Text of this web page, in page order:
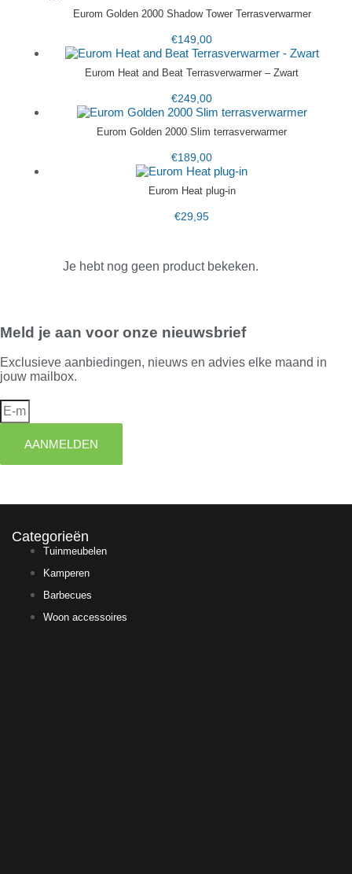
Eurom Golden 2000 Shadow Tower Terrasverwarmer
€149,00
Eurom Heat and Beat Terrasverwarmer – Zwart
€249,00
Eurom Golden 2000 Slim terrasverwarmer
€189,00
Eurom Heat plug-in
€29,95
Je hebt nog geen product bekeken.
Meld je aan voor onze nieuwsbrief
Exclusieve aanbiedingen, nieuws en advies elke maand in
jouw mailbox.
AANMELDEN
Categorieën
Tuinmeubelen
Kamperen
Barbecues
Woon accessoires